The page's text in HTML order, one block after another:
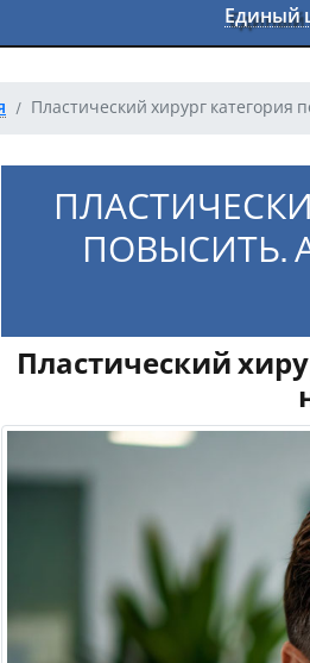
Единый
Пластический хирург категория
ПОВЫСИТЬ.
Пластический